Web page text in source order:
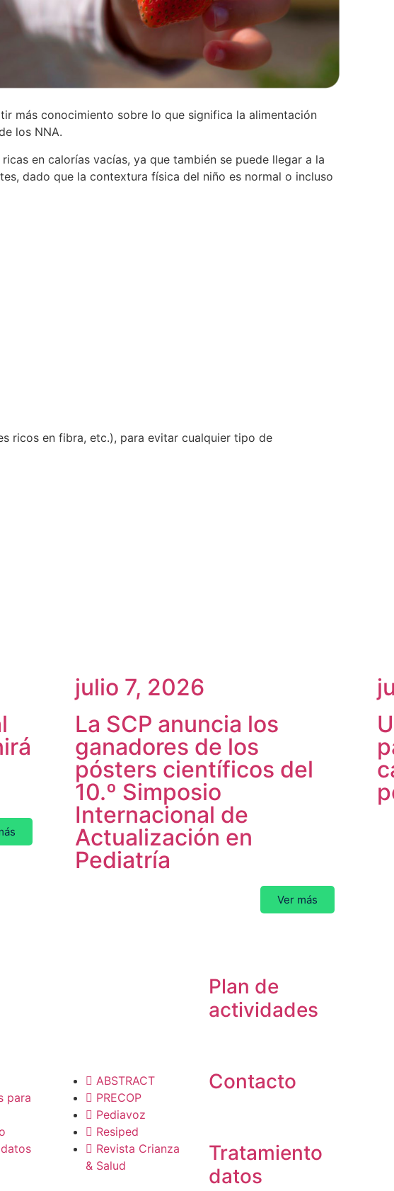
más conocimiento sobre lo que significa la alimentación
los NNA.
en calorías vacías, ya que también se puede llegar a la
dado que la contextura física del niño es normal o incluso
ricos en fibra, etc.), para evitar cualquier tipo de
julio 7, 2026
La SCP anuncia los
ganadores de los
pósters científicos del
10.º Simposio
Internacional de
Actualización en
Pediatría
Ver más
para
ABSTRACT
PRECOP
Pediavoz
Resiped
Revista Crianza
& Salud
Plan de
actividades
Contacto
Tratamiento
datos